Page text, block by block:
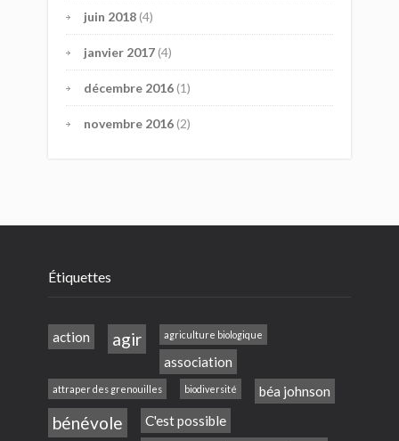
juin 2018 (4)
janvier 2017 (4)
décembre 2016 (1)
novembre 2016 (2)
Étiquettes
action agir agriculture biologique
association
attraper des grenouilles biodiversité béa johnson
bénévole C'est possible